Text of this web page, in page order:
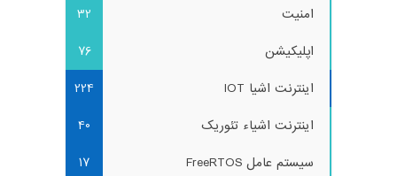
امنیت
32
اپلیکیشن
76
اینترنت اشیا IOT
224
اینترنت اشیاء تئوریک
40
سیستم عامل FreeRTOS
17